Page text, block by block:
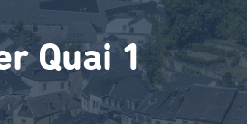
Quai 1